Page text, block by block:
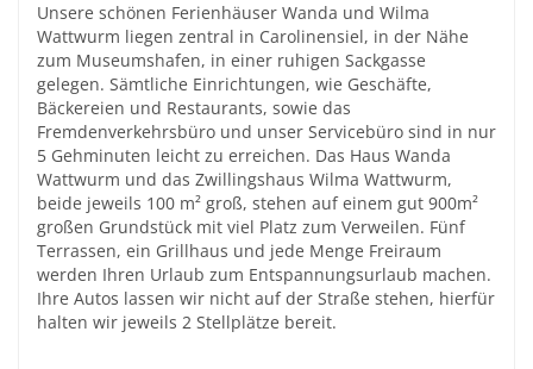
Unsere schönen Ferienhäuser Wanda und Wilma
Wattwurm liegen zentral in Carolinensiel, in der Nähe
zum Museumshafen, in einer ruhigen Sackgasse
gelegen. Sämtliche Einrichtungen, wie Geschäfte,
Bäckereien und Restaurants, sowie das
Fremdenverkehrsbüro und unser Servicebüro sind in nur
5 Gehminuten leicht zu erreichen. Das Haus Wanda
Wattwurm und das Zwillingshaus Wilma Wattwurm,
beide jeweils 100 m² groß, stehen auf einem gut 900m²
großen Grundstück mit viel Platz zum Verweilen. Fünf
Terrassen, ein Grillhaus und jede Menge Freiraum
werden Ihren Urlaub zum Entspannungsurlaub machen.
Ihre Autos lassen wir nicht auf der Straße stehen, hierfür
halten wir jeweils 2 Stellplätze bereit.